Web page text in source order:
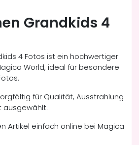
Grandkids 4
4 Fotos ist ein hochwertiger
World, ideal für besondere
für Qualität, Ausstrahlung
ausgewählt.
Artikel einfach online bei Magica